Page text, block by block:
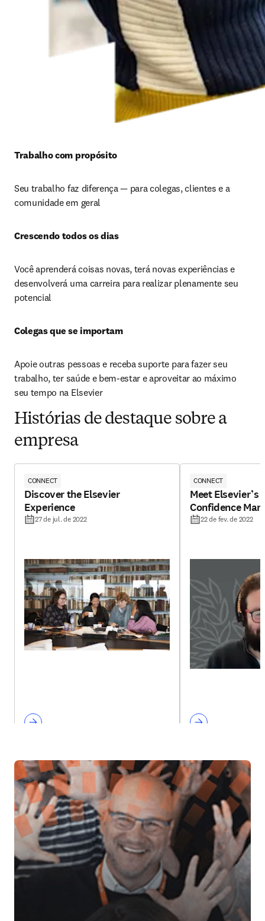
Trabalho com propósito
Seu trabalho faz diferença — para colegas, clientes e a
comunidade em geral
Crescendo todos os dias
Você aprenderá coisas novas, terá novas experiências e
desenvolverá uma carreira para realizar plenamente seu
potencial
Colegas que se importam
Apoie outras pessoas e receba suporte para fazer seu
trabalho, ter saúde e bem-estar e aproveitar ao máximo
seu tempo na Elsevier
Histórias de destaque sobre a
empresa
CONNECT
Discover the Elsevier
Experience
27 de jul. de 2022
CONNECT
Meet
Confidence
22 de fev. de 2022